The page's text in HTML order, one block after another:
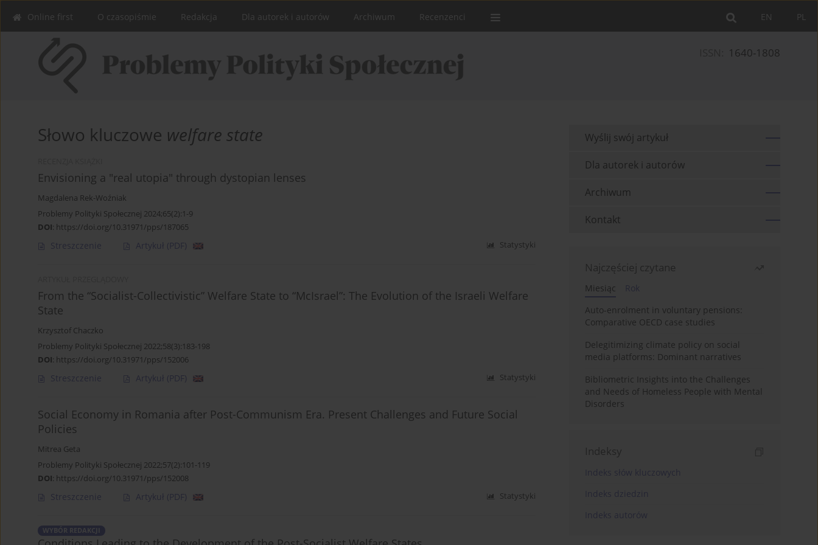
PL
EN
Online first O czasopiśmie Redakcja Dla autorek i autorów Archiwum Recenzenci
1640-1808
Słowo kluczowe welfare state
Envisioning a "real utopia" through dystopian lenses
Magdalena Rek-Woźniak
Problemy Polityki Społecznej 2024;65(2):1-9
DOI: https://doi.org/10.31971/pps/187065
Streszczenie Artykuł (PDF) Statystyki
From the “Socialist-Collectivistic” Welfare State to “McIsrael”: The Evolution of the Israeli Welfare
State
Krzysztof Chaczko
Problemy Polityki Społecznej 2022;58(3):183-198
DOI: https://doi.org/10.31971/pps/152006
Streszczenie Artykuł (PDF) Statystyki
Social Economy in Romania after Post-Communism Era. Present Challenges and Future Social
Policies
Mitrea Geta
Problemy Polityki Społecznej 2022;57(2):101-119
DOI: https://doi.org/10.31971/pps/152008
Streszczenie Artykuł (PDF) Statystyki
WYBÓR REDAKCJI
Wyślij swój artykuł
Dla autorek i autorów
Archiwum
Kontakt
Najczęściej czytane
Miesiąc
Rok
Auto-enrolment in voluntary pensions:
Comparative OECD case studies
Delegitimizing climate policy on social
media platforms: Dominant narratives
Bibliometric Insights into the Challenges
and Needs of Homeless People with Mental
Disorders
Indeksy
Indeks słów kluczowych
Indeks dziedzin
Indeks autorów